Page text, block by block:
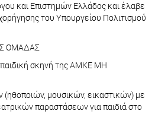
και Επιστημών Ελλάδος και έλαβε
του Υπουργείου Πολιτισμού́
ΟΜΑΔΑΣ
παιδική σκηνή της ΑΜΚΕ ΜΗ
μουσικών, εικαστικών) με
παραστάσεων για παιδιά στο